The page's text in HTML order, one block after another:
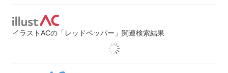
イラストACの「レッドペッパー」関連検索結果